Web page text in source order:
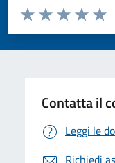
Valuta da 1 a 5 stelle la
Valuta
Valuta 3
Valuta 2 stelle
Valuta 1 stelle su 5
Contatta il
Leggi le
Richiedi